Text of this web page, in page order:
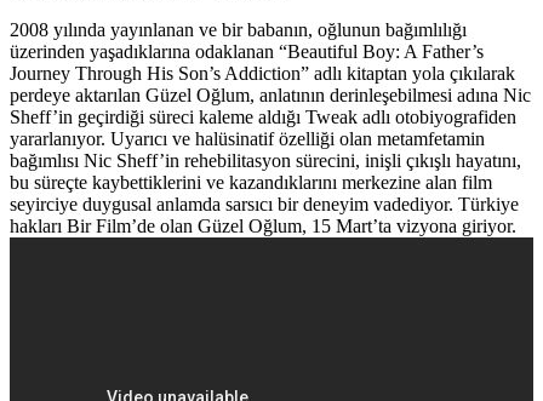
2008 yılında yayınlanan ve bir babanın, oğlunun bağımlılığı
üzerinden yaşadıklarına odaklanan “Beautiful Boy: A Father’s
Journey Through His Son’s Addiction” adlı kitaptan yola çıkılarak
perdeye aktarılan Güzel Oğlum, anlatının derinleşebilmesi adına Nic
Sheff’in geçirdiği süreci kaleme aldığı Tweak adlı otobiyografiden
yararlanıyor. Uyarıcı ve halüsinatif özelliği olan metamfetamin
bağımlısı Nic Sheff’in rehebilitasyon sürecini, inişli çıkışlı hayatını,
bu süreçte kaybettiklerini ve kazandıklarını merkezine alan film
seyirciye duygusal anlamda sarsıcı bir deneyim vadediyor. Türkiye
hakları Bir Film’de olan Güzel Oğlum, 15 Mart’ta vizyona giriyor.